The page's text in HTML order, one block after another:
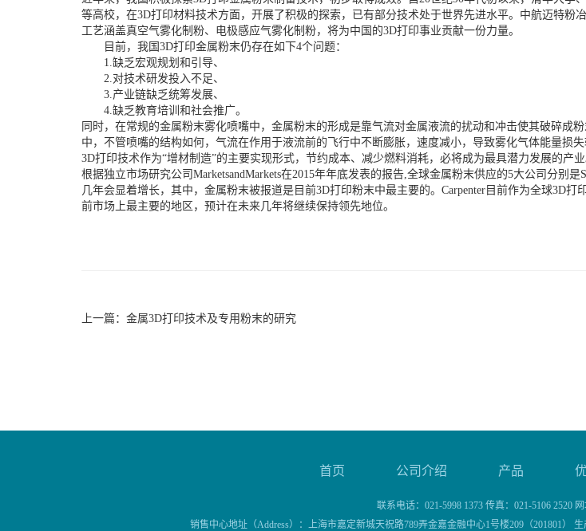
等高校，在3D打印材料技术方面，开展了积极的探索，已有部分技术处于世界先进水平。中航迈特粉
工艺涵盖真空气雾化制粉、电极感应气雾化制粉，将为中国的3D打印事业贡献一份力量。
目前，我国3D打印金属粉末仍存在如下4个问题：
1.缺乏宏观规划和引导、
2.对技术研发投入不足、
3.产业链缺乏统筹发展、
4.缺乏教育培训和社会推广。
同时，在常规的金属粉末雾化喷嘴中，金属粉末的形成是靠气流对金属液流的扰动和冲击使其破碎
中，不管喷嘴的结构如何，气流在作用于液流前的飞行中不断膨胀，速度减小，导致雾化气体能量损
3D打印技术作为“增材制造”的主要实现形式，节约成本、减少燃料消耗，必将成为最具潜力发展的产业
根据独立市场研究公司MarketsandMarkets在2015年年底发表的报告,全球金属粉末供应的5大公司分别
几年会显着增长，其中，金属粉末被报道是目前3D打印粉末中最主要的。Carpenter目前作为全球3D
前市场上最主要的地区，预计在未来几年将继续保持领先地位。
上一篇： 金属3D打印技术及专用粉末的研究
首页 公司介绍 产品
联系电话：021-5998 1373 传真：021-5106 2520
销售中心地址（Address）：上海市嘉定新城天祝路789弄金嘉金融中心1号楼209（201801）